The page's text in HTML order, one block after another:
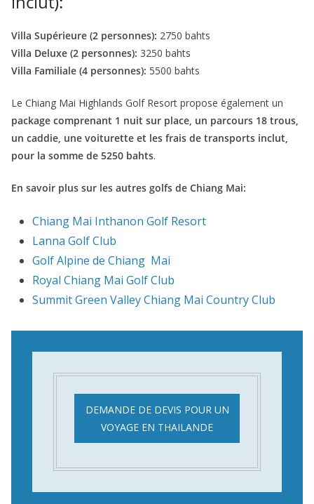
Villa Supérieure (2 personnes): 2750 bahts
Villa Deluxe (2 personnes): 3250 bahts
Villa Familiale (4 personnes): 5500 bahts
Le Chiang Mai Highlands Golf Resort propose également un
package comprenant 1 nuit sur place, un parcours 18 trous,
un caddie, une voiturette et les frais de transports inclut,
pour la somme de 5250 bahts.
En savoir plus sur les autres golfs de Chiang Mai:
Chiang Mai Inthanon Golf Resort
Lanna Golf Club
Golf Alpine de Chiang Mai
Royal Chiang Mai Golf Club
Summit Green Valley Chiang Mai Country Club
DEMANDE DE DEVIS POUR UN
VOYAGE EN THAILANDE